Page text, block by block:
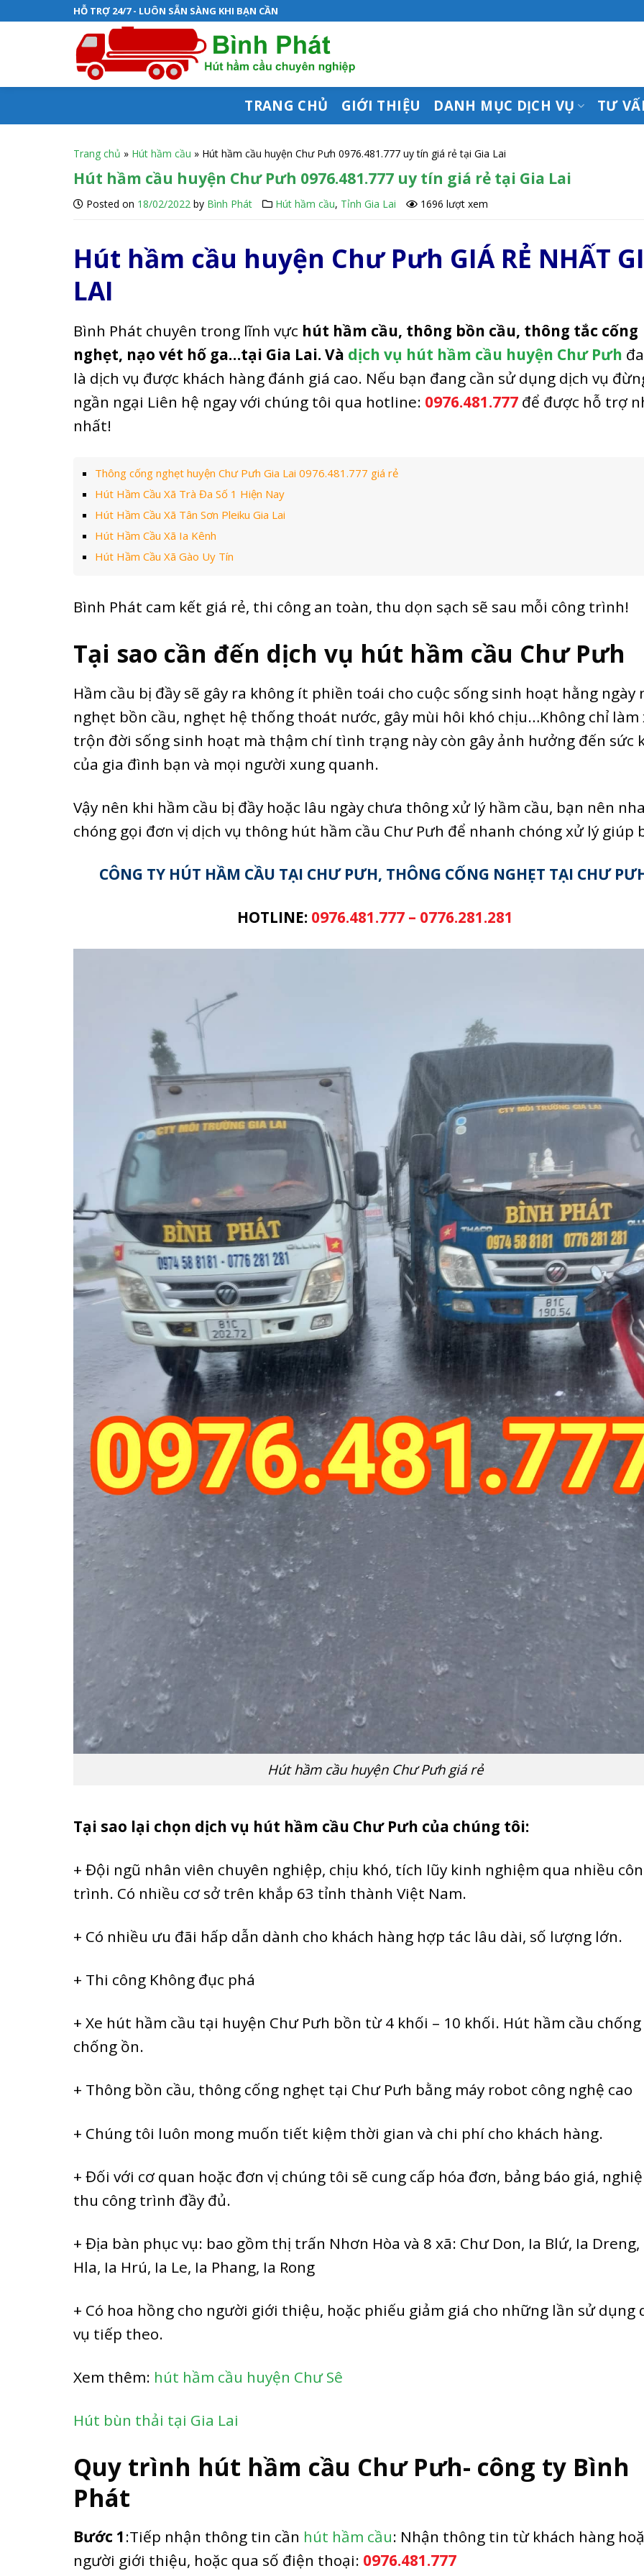
p
o
HỖ TRỢ 24/7 - LUÔN SẴN SÀNG KHI BẠN CẦN
TRANG CHỦ GIỚI THIỆU DANH MỤC DỊCH VỤ TƯ
Trang chủ » Hút hầm cầu » Hút hầm cầu huyện Chư Pưh 0976.481.777 uy tín giá rẻ tại Gia Lai
Hút hầm cầu huyện Chư Pưh 0976.481.777 uy tín giá rẻ tại Gia Lai
Posted on 18/02/2022 by Bình Phát Hút hầm cầu, Tỉnh Gia Lai 1696 lượt xem
Hút hầm cầu huyện Chư Pưh GIÁ RẺ NHẤT
LAI
Bình Phát chuyên trong lĩnh vực hút hầm cầu, thông bồn cầu, thông tắc cống
nghẹt, nạo vét hố ga…tại Gia Lai. Và dịch vụ hút hầm cầu huyện Chư Pưh
là dịch vụ được khách hàng đánh giá cao. Nếu bạn đang cần sử dụng dịch vụ
ngần ngại Liên hệ ngay với chúng tôi qua hotline: 0976.481.777 để được hỗ trợ
nhất!
Thông cống nghẹt huyện Chư Pưh Gia Lai 0976.481.777 giá rẻ
Hút Hầm Cầu Xã Trà Đa Số 1 Hiện Nay
Hút Hầm Cầu Xã Tân Sơn Pleiku Gia Lai
Hút Hầm Cầu Xã Ia Kênh
Hút Hầm Cầu Xã Gào Uy Tín
Bình Phát cam kết giá rẻ, thi công an toàn, thu dọn sạch sẽ sau mỗi công trình!
Tại sao cần đến dịch vụ hút hầm cầu Chư Pưh
Hầm cầu bị đầy sẽ gây ra không ít phiền toái cho cuộc sống sinh hoạt hằng ngày
nghẹt bồn cầu, nghẹt hệ thống thoát nước, gây mùi hôi khó chịu…Không chỉ làm
trộn đời sống sinh hoạt mà thậm chí tình trạng này còn gây ảnh hưởng đến sức
của gia đình bạn và mọi người xung quanh.
Vậy nên khi hầm cầu bị đầy hoặc lâu ngày chưa thông xử lý hầm cầu, bạn nên
chóng gọi đơn vị dịch vụ thông hút hầm cầu Chư Pưh để nhanh chóng xử lý giúp
CÔNG TY HÚT HẦM CẦU TẠI CHƯ PƯH, THÔNG CỐNG NGHẸT TẠI CHƯ
HOTLINE: 0976.481.777 – 0776.281.281
Hút hầm cầu huyện Chư Pưh giá rẻ
Tại sao lại chọn dịch vụ hút hầm cầu Chư Pưh của chúng tôi:
+ Đội ngũ nhân viên chuyên nghiệp, chịu khó, tích lũy kinh nghiệm qua nhiều
trình. Có nhiều cơ sở trên khắp 63 tỉnh thành Việt Nam.
+ Có nhiều ưu đãi hấp dẫn dành cho khách hàng hợp tác lâu dài, số lượng lớn.
+ Thi công Không đục phá
+ Xe hút hầm cầu tại huyện Chư Pưh bồn từ 4 khối – 10 khối. Hút hầm cầu
chống ồn.
+ Thông bồn cầu, thông cống nghẹt tại Chư Pưh bằng máy robot công nghệ cao
+ Chúng tôi luôn mong muốn tiết kiệm thời gian và chi phí cho khách hàng.
+ Đối với cơ quan hoặc đơn vị chúng tôi sẽ cung cấp hóa đơn, bảng báo giá,
thu công trình đầy đủ.
+ Địa bàn phục vụ: bao gồm thị trấn Nhơn Hòa và 8 xã: Chư Don, Ia Blứ, Ia Dreng,
Hla, Ia Hrú, Ia Le, Ia Phang, Ia Rong
+ Có hoa hồng cho người giới thiệu, hoặc phiếu giảm giá cho những lần sử dụng
vụ tiếp theo.
Xem thêm: hút hầm cầu huyện Chư Sê
Hút bùn thải tại Gia Lai
Quy trình hút hầm cầu Chư Pưh- công ty Bình
Phát
Bước 1:Tiếp nhận thông tin cần hút hầm cầu: Nhận thông tin từ khách hàng
người giới thiệu, hoặc qua số điện thoại: 0976.481.777